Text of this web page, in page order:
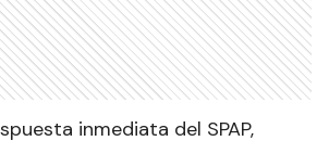
inmediata del SPAP,